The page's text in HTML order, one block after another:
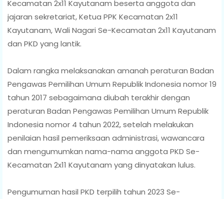
Kecamatan 2x11 Kayutanam beserta anggota dan
jajaran sekretariat, Ketua PPK Kecamatan 2x11
Kayutanam, Wali Nagari Se-Kecamatan 2x11 Kayutanam
dan PKD yang lantik.
Dalam rangka melaksanakan amanah peraturan Badan
Pengawas Pemilihan Umum Republik Indonesia nomor 19
tahun 2017 sebagaimana diubah terakhir dengan
peraturan Badan Pengawas Pemilihan Umum Republik
Indonesia nomor 4 tahun 2022, setelah melakukan
penilaian hasil pemeriksaan administrasi, wawancara
dan mengumumkan nama-nama anggota PKD Se-
Kecamatan 2x11 Kayutanam yang dinyatakan lulus.
Pengumuman hasil PKD terpilih tahun 2023 Se-